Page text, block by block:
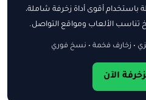
أقوى أداة زخرفة شاملة،
الألعاب ومواقع التواصل.
• زخارف فخمة • نسخ فوري
الآن